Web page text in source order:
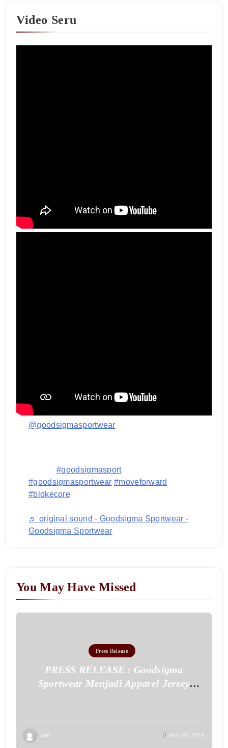
Video Seru
@goodsigmasportwear
nih???#goodsigmasport
#goodsigmasportwear #moveforward
#blokecore
♬ original sound - Goodsigma Sportwear -
Goodsigma Sportwear
You May Have Missed
Press Release
PRESS RELEASE : Goodsigma
Sportwear Menjadi Apparel Jersey
Zen July 28, 2026